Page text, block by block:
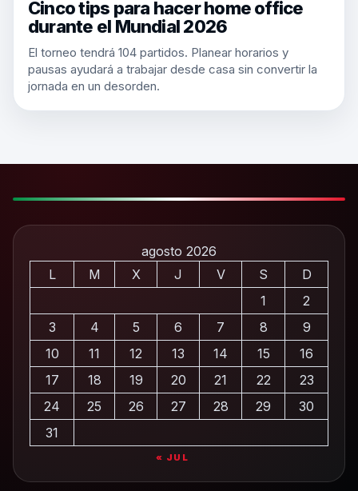
Cinco tips para hacer home office
durante el Mundial 2026
El torneo tendrá 104 partidos. Planear horarios y
pausas ayudará a trabajar desde casa sin convertir la
jornada en un desorden.
agosto 2026
L
M X J V S
D
1
2
3
4 5 6 7 8
9
10
11 12 13 14 15
16
17
18 19 20 21 22
23
24
25 26 27 28 29
30
31
« JUL